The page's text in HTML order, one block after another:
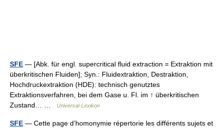
SFE — [Abk. für engl. supercritical fluid extraction = Extraktion mit
überkritischen Fluiden]; Syn.: Fluidextraktion, Destraktion,
Hochdruckextraktion (HDE): technisch genutztes
Extraktionsverfahren, bei dem Gase u. Fl. im ↑ überkritischen
Zustand… …
Universal-Lexikon
SFE — Cette page d’homonymie répertorie les différents sujets et